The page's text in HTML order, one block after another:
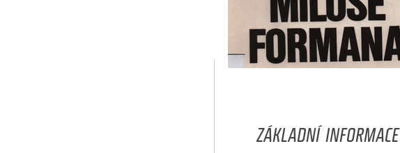
ZÁKLADNÍ INFORMACE